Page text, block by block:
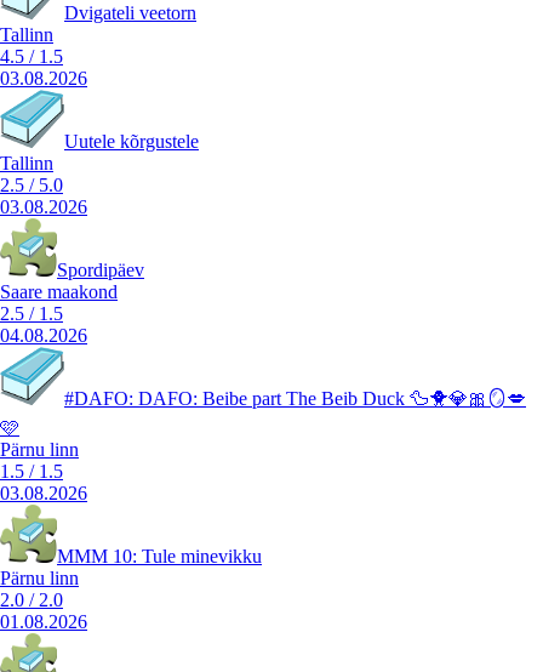
Dvigateli veetorn
Tallinn
4.5 / 1.5
03.08.2026
Uutele kõrgustele
Tallinn
2.5 / 5.0
03.08.2026
Spordipäev
Saare maakond
2.5 / 1.5
04.08.2026
#DAFO: DAFO: Beibe part The Beib Duck 🦆🐥💎🎀🪞💋
🩷
Pärnu linn
1.5 / 1.5
03.08.2026
MMM 10: Tule minevikku
Pärnu linn
2.0 / 2.0
01.08.2026